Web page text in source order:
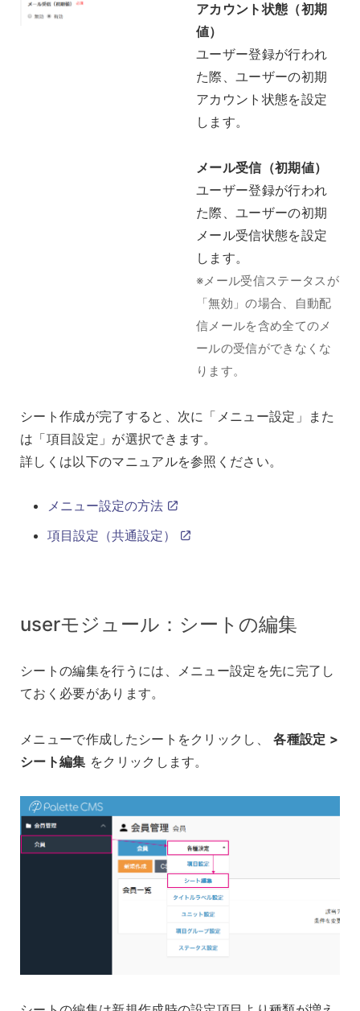
アカウント状態（初期
値）
ユーザー登録が行われ
た際、ユーザーの初期
アカウント状態を設定
します。
メール受信（初期値）
ユーザー登録が行われ
た際、ユーザーの初期
メール受信状態を設定
します。
※メール受信ステータスが
「無効」の場合、自動配
信メールを含め全てのメ
ールの受信ができなくな
ります。
シート作成が完了すると、次に「メニュー設定」また
は「項目設定」が選択できます。
詳しくは以下のマニュアルを参照ください。
メニュー設定の方法
項目設定（共通設定）
userモジュール：シートの編集
シートの編集を行うには、メニュー設定を先に完了し
ておく必要があります。
メニューで作成したシートをクリックし、各種設定 >
シート編集 をクリックします。